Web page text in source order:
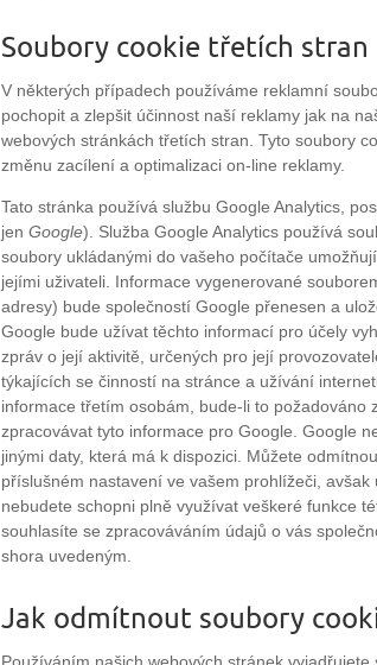
Soubory cookie třetích stran
V některých případech používáme reklamní
pochopit a zlepšit účinnost naší reklamy jak na
webových stránkách třetích stran. Tyto soubory
změnu zacílení a optimalizaci on-line reklamy.
Tato stránka používá službu Google Analytics,
jen Google). Služba Google Analytics používá
soubory ukládanými do vašeho počítače
jejími uživateli. Informace vygenerované
adresy) bude společností Google přenesen a
Google bude užívat těchto informací pro účely
zpráv o její aktivitě, určených pro její
týkajících se činností na stránce a užívání
informace třetím osobám, bude-li to
zpracovávat tyto informace pro Google. Google
jinými daty, která má k dispozici. Můžete
příslušném nastavení ve vašem prohlížeči,
nebudete schopni plně využívat veškeré funkce
souhlasíte se zpracováváním údajů o vás
shora uvedeným.
Jak odmítnout soubory